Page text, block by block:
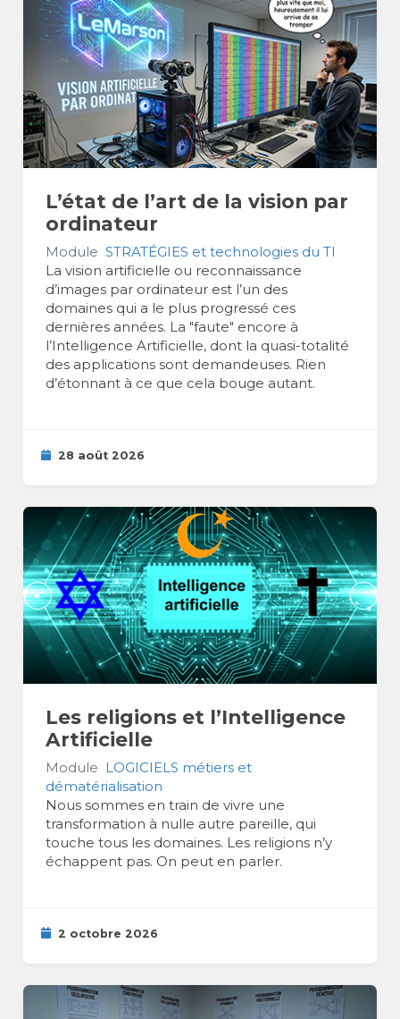
L’état de l’art de la vision par
ordinateur
Module STRATÉGIES et technologies du TI
La vision artificielle ou reconnaissance
d’images par ordinateur est l’un des
domaines qui a le plus progressé ces
dernières années. La "faute" encore à
l’Intelligence Artificielle, dont la quasi-totalité
des applications sont demandeuses. Rien
d’étonnant à ce que cela bouge autant.
28 août 2026
Les religions et l’Intelligence
Artificielle
Module LOGICIELS métiers et
dématérialisation
Nous sommes en train de vivre une
transformation à nulle autre pareille, qui
touche tous les domaines. Les religions n’y
échappent pas. On peut en parler.
2 octobre 2026